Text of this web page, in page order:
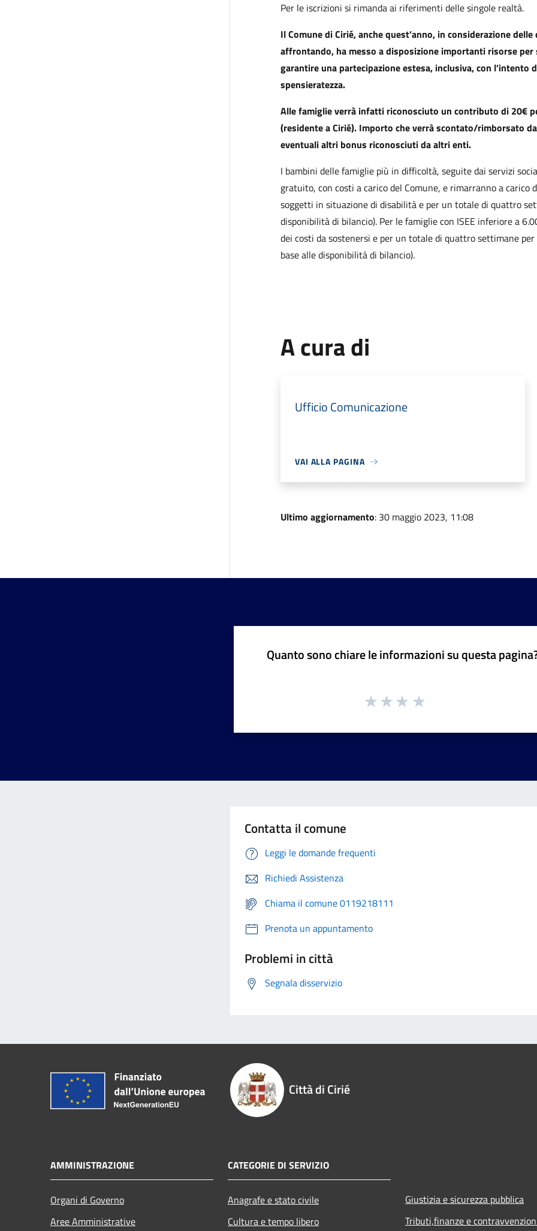
Per le iscrizioni si rimanda ai riferimenti delle singole realtà.
Il Comune di Cirié, anche quest’anno, in considerazione
affrontando, ha messo a disposizione importanti risorse
garantire una partecipazione estesa, inclusiva, con
spensieratezza.
Alle famiglie verrà infatti riconosciuto un contributo di 20€
(residente a Cirié). Importo che verrà scontato/rimborsato
eventuali altri bonus riconosciuti da altri enti.
I bambini delle famiglie più in difficoltà, seguite dai servizi
gratuito, con costi a carico del Comune, e rimarranno a
soggetti in situazione di disabilità e per un totale di quattro
disponibilità di bilancio). Per le famiglie con ISEE inferiore a
dei costi da sostenersi e per un totale di quattro settimane
base alle disponibilità di bilancio).
A cura di
Ufficio Comunicazione
VAI ALLA PAGINA
Ultimo aggiornamento: 30 maggio 2023, 11:08
Quanto sono chiare le informazioni su questa
Contatta il comune
Leggi le domande frequenti
Richiedi Assistenza
Chiama il comune 0119218111
Prenota un appuntamento
Problemi in città
Segnala disservizio
Città di Cirié
AMMINISTRAZIONE
Organi di Governo
Aree Amministrative
CATEGORIE DI SERVIZIO
Anagrafe e stato civile
Cultura e tempo libero
Giustizia e sicurezza pubblica
Tributi,finanze e